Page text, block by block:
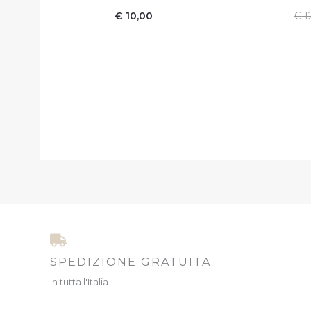
€ 10,00 €
SPEDIZIONE GRATUITA
In tutta l'Italia